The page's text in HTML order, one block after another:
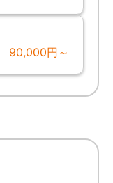
90,000円～